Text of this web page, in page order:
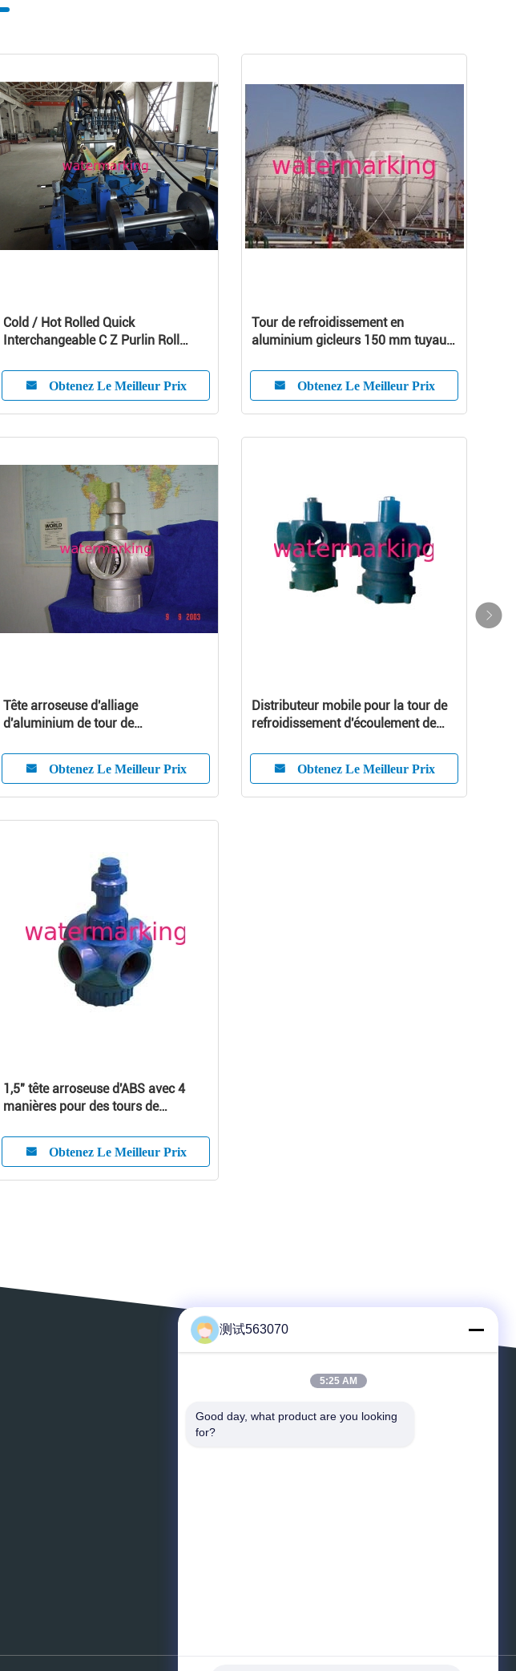
Cold / Hot Rolled Quick
Interchangeable C Z Purlin Roll
Obtenez Le Meilleur Prix
Tour de refroidissement en
aluminium gicleurs 150 mm tuyau,
Obtenez Le Meilleur Prix
Tête arroseuse d'alliage
d'aluminium de tour de
Obtenez Le Meilleur Prix
Distributeur mobile pour la tour de
refroidissement d'écoulement de
Obtenez Le Meilleur Prix
1,5" tête arroseuse d'ABS avec 4
manières pour des tours de
Obtenez Le Meilleur Prix
Laissez un message
测试563070
5:25 AM
Good day, what product are you looking
for?